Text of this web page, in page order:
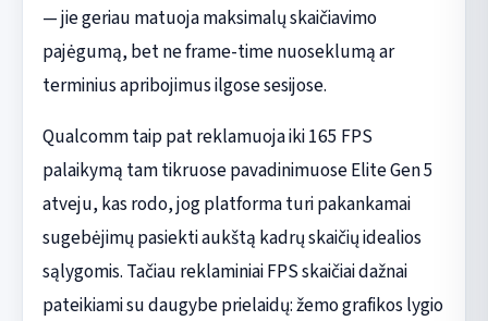
— jie geriau matuoja maksimalų skaičiavimo
pajėgumą, bet ne frame-time nuoseklumą ar
terminius apribojimus ilgose sesijose.
Qualcomm taip pat reklamuoja iki 165 FPS
palaikymą tam tikruose pavadinimuose Elite Gen 5
atveju, kas rodo, jog platforma turi pakankamai
sugebėjimų pasiekti aukštą kadrų skaičių idealios
sąlygomis. Tačiau reklaminiai FPS skaičiai dažnai
pateikiami su daugybe prielaidų: žemo grafikos lygio